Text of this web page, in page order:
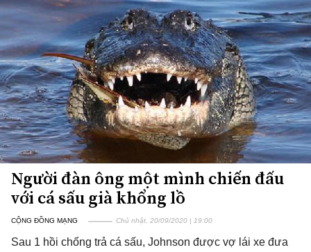
Người đàn ông một mình chiến đấu
với cá sấu già khổng lồ
CỘNG ĐỒNG MẠNG Chủ nhật, 20/09/2020 | 19:00
Sau 1 hồi chống trả cá sấu, Johnson được vợ lái xe đưa